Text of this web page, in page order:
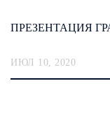
ПРЕЗЕНТАЦИЯ
ИЮЛ 10, 2020